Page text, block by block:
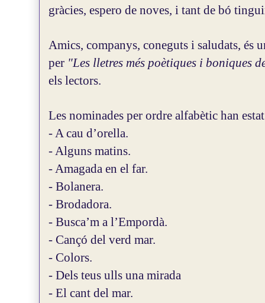
gràcies, espero de noves, i tant de bó
Amics, companys, coneguts i saludats, és
per "Les lletres més poètiques i boniques
els lectors.
Les nominades per ordre alfabètic han
- A cau d’orella.
- Alguns matins.
- Amagada en el far.
- Bolanera.
- Brodadora.
- Busca’m a l’Empordà.
- Cançó del verd mar.
- Colors.
- Dels teus ulls una mirada
- El cant del mar.